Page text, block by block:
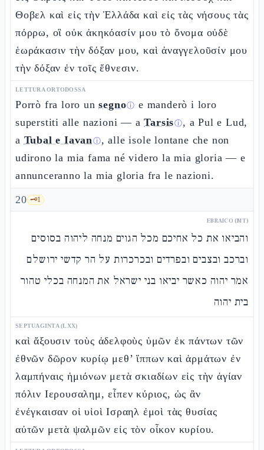
Θοβελ καὶ εἰς τὴν Ἑλλάδα καὶ εἰς τὰς νήσους τὰς
πόρρω, οἳ οὐκ ἀκηκόασίν μου τὸ ὄνομα οὐδὲ
ἑωράκασιν τὴν δόξαν μου, καὶ ἀναγγελοῦσίν μου
τὴν δόξαν ἐν τοῖς ἔθνεσιν.
LETTURA ORTODOSSA
Porrò fra loro unsegnoⓘ e manderò i loro
superstiti alle nazioni — aTarsisⓘ, a Pul e Lud,
a Tubal e Iavanⓘ, alle isole lontane che non
udirono la mia fama né videro la mia gloria — e
annunceranno la mia gloria fra le nazioni.
20 🗝️1
EBRAICO (MT)
והביאו את כל אחיכם מכל הגוים מנחה ליהוה בסוסים
וברכב ובצבים ובפרדים ובכרכרות על הר קדשי ירושלם
אמר יהוה כאשר יביאו בני ישראל את המנחה בכלי טהור
בית יהוה
SEPTUAGINTA (LXX)
καὶ ἄξουσιν τοὺς ἀδελφοὺς ὑμῶν ἐκ πάντων τῶν
ἐθνῶν δῶρον κυρίῳ μεθ’ ἵππων καὶ ἁρμάτων ἐν
λαμπήναις ἡμιόνων μετὰ σκιαδίων εἰς τὴν ἁγίαν
πόλιν Ιερουσαλημ, εἶπεν κύριος, ὡς ἂν
ἐνέγκαισαν οἱ υἱοὶ Ισραηλ ἐμοὶ τὰς θυσίας
αὐτῶν μετὰ ψαλμῶν εἰς τὸν οἶκον κυρίου.